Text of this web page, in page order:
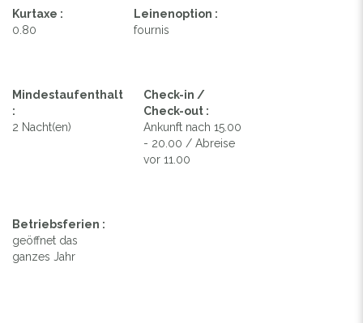
Kurtaxe :
0.80
Leinenoption :
fournis
Mindestaufenthalt
:
2 Nacht(en)
Check-in /
Check-out :
Ankunft nach 15.00
- 20.00 / Abreise
vor 11.00
Betriebsferien :
geöffnet das
ganzes Jahr